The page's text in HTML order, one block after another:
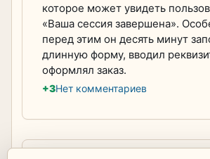
которое может увидеть
«Ваша сессия завершена».
перед этим он десять минут
длинную форму, вводил
оформлял заказ.
+3Нет комментариев